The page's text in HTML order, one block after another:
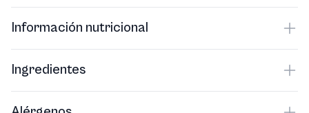
Información nutricional
Ingredientes